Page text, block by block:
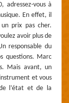
adressez-vous à
En effet, il
prix pas cher.
avoir plus de
responsable du
questions. Marc
Mais avant, un
et vous
l’état et de la